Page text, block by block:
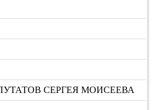
СЕРГЕЯ МОИСЕЕВА